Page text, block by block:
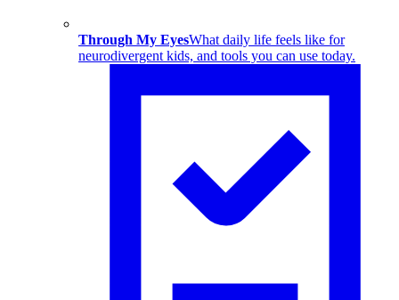
Through My EyesWhat daily life feels like for
neurodivergent kids, and tools you can use today.